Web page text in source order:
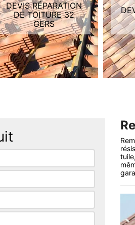
DEVIS RÉPARATION
DE TOITURE 32
GERS